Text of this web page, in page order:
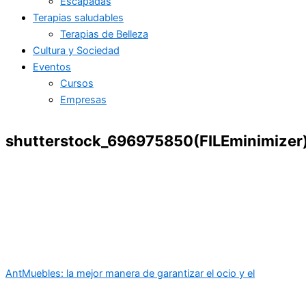
Terapias saludables
Terapias de Belleza
Cultura y Sociedad
Eventos
Cursos
Empresas
AntMuebles: la mejor manera de garantizar el ocio y el